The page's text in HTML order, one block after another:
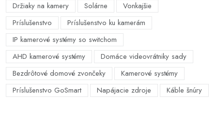
Držiaky na kamery
Solárne
Vonkajšie
Príslušenstvo
Príslušenstvo ku kamerám
IP kamerové systémy so switchom
AHD kamerové systémy
Domáce videovrátniky sady
Bezdrôtové domové zvončeky
Kamerové systémy
Príslušenstvo GoSmart
Napájacie zdroje Káble šnúry